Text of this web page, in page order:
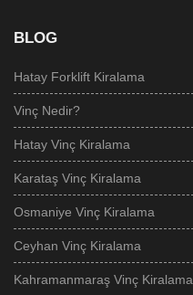
BLOG
Hatay Forklift Kiralama
Vinç Nedir?
Hatay Vinç Kiralama
Karataş Vinç Kiralama
Osmaniye Vinç Kiralama
Ceyhan Vinç Kiralama
Kahramanmaraş Vinç Kiralama